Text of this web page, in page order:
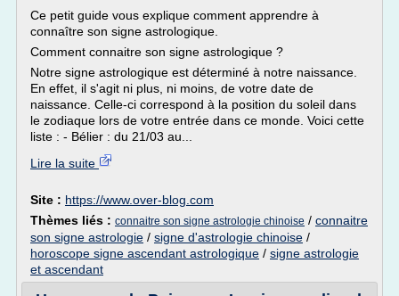
Ce petit guide vous explique comment apprendre à
connaître son signe astrologique.
Comment connaitre son signe astrologique ?
Notre signe astrologique est déterminé à notre naissance.
En effet, il s'agit ni plus, ni moins, de votre date de
naissance. Celle-ci correspond à la position du soleil dans
le zodiaque lors de votre entrée dans ce monde. Voici cette
liste : - Bélier : du 21/03 au...
Lire la suite
Site : https://www.over-blog.com
Thèmes liés : connaitre son signe astrologie chinoise / connaitre
son signe astrologie / signe d'astrologie chinoise /
horoscope signe ascendant astrologique / signe astrologie
et ascendant